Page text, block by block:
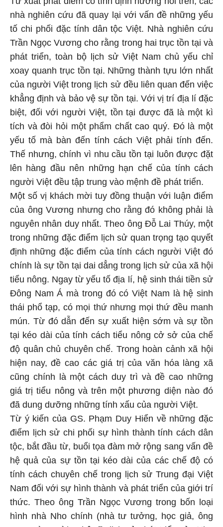
nhà nghiên cứu đã quay lại với vấn đề những yếu
tố chi phối đặc tính dân tộc Việt. Nhà nghiên cứu
Trần Ngọc Vương cho rằng trong hai trục tồn tại và
phát triển, toàn bộ lịch sử Việt Nam chủ yếu chỉ
xoay quanh trục tồn tại. Những thành tựu lớn nhất
của người Việt trong lịch sử đều liên quan đến việc
khẳng định và bảo vệ sự tồn tại. Với vị trí địa lí đặc
biệt, đối với người Việt, tồn tại được đã là một kì
tích và đòi hỏi một phẩm chất cao quý. Đó là một
yếu tố mà bàn đến tính cách Việt phải tính đến.
Thế nhưng, chính vì nhu cầu tồn tại luôn được đặt
lên hàng đầu nên những hạn chế của tính cách
người Việt đều tập trung vào mệnh đề phát triển.
Một số vị khách mời tuy đồng thuận với luận điểm
của ông Vương nhưng cho rằng đó không phải là
nguyên nhân duy nhất. Theo ông Đỗ Lai Thúy, một
trong những đặc điểm lịch sử quan trọng tạo quyết
định những đặc điểm của tính cách người Việt đó
chính là sự tồn tại dai dẳng trong lịch sử của xã hội
tiểu nông. Ngay từ yếu tố địa lí, hệ sinh thái tiền sử
Đông Nam Á mà trong đó có Việt Nam là hệ sinh
thái phổ tạp, có mọi thứ nhưng mọi thứ đều manh
mún. Từ đó dẫn đến sự xuất hiện sớm và sự tồn
tại kéo dài của tính cách tiểu nông cở sở của chế
độ quân chủ chuyên chế. Trong hoàn cảnh xã hội
hiện nay, đề cao các giá trị của văn hóa làng xã
cũng chính là một cách duy trì và đề cao những
giá trị tiểu nông và trên một phương diện nào đó
đã dung dưỡng những tính xấu của người Việt.
Từ ý kiến của GS. Phạm Duy Hiển về những đặc
điểm lịch sử chi phối sự hình thành tính cách dân
tộc, bắt đầu từ, buổi tọa đàm mở rộng sang vấn đề
hệ quả của sự tồn tại kéo dài của các chế độ có
tính cách chuyên chế trong lịch sử Trung đại Việt
Nam đối với sự hình thành và phát triển của giới trí
thức. Theo ông Trần Ngọc Vương trong bốn loại
hình nhà Nho chính (nhà tư tưởng, học giả, ông